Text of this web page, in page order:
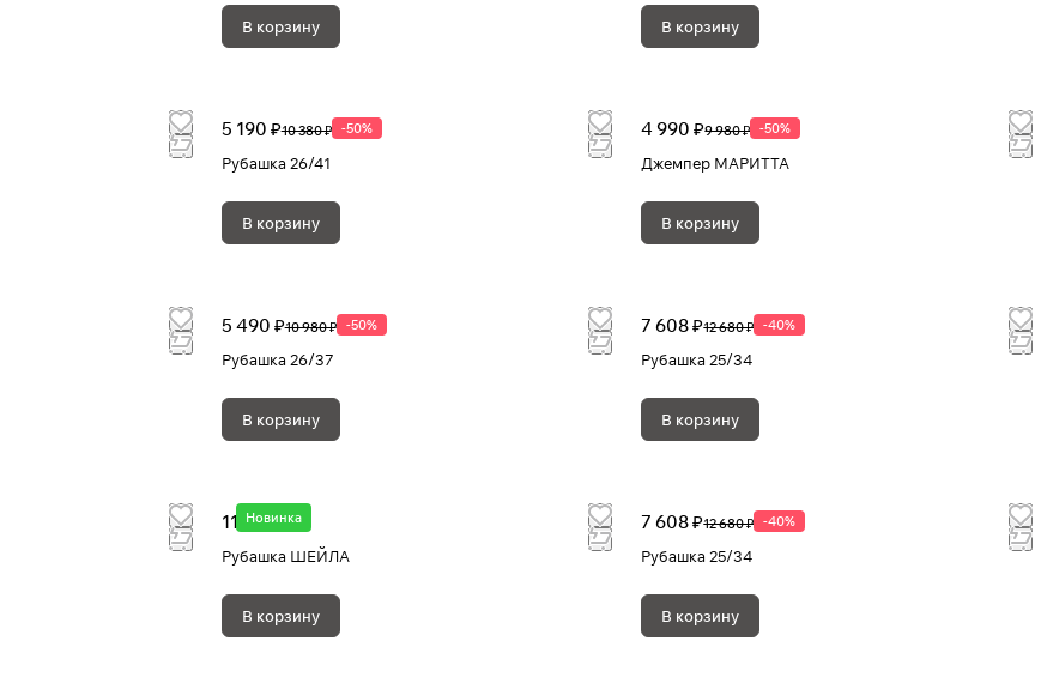
В корзину В корзину
5 190 ₽10 380 ₽ -50%
Рубашка 26/41
В корзину
4 990 ₽9 980 ₽ -50%
Джемпер МАРИТТА
В корзину
5 490 ₽10 980 ₽ -50%
Рубашка 26/37
В корзину
7 608 ₽12 680 ₽ -40%
Рубашка 25/34
В корзину
Новинка
11 880 ₽
Рубашка ШЕЙЛА
В корзину
7 608 ₽12 680 ₽ -40%
Рубашка 25/34
В корзину